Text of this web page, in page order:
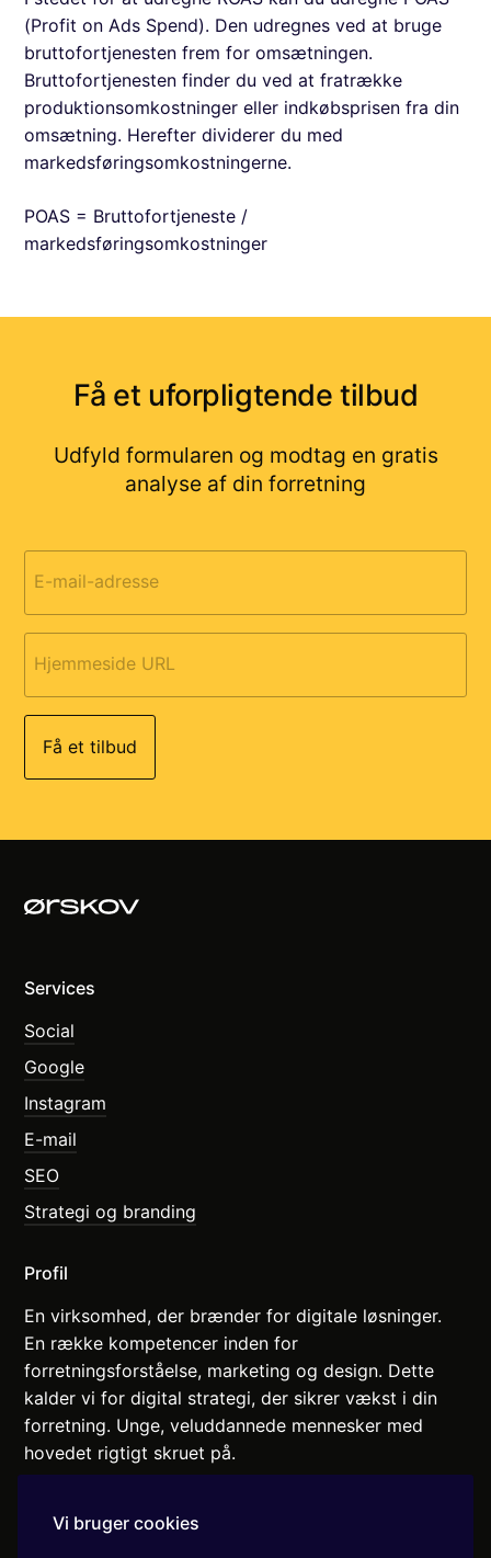
(Profit on Ads Spend). Den udregnes ved at bruge
bruttofortjenesten frem for omsætningen.
Bruttofortjenesten finder du ved at fratrække
produktionsomkostninger eller indkøbsprisen fra din
omsætning. Herefter dividerer du med
markedsføringsomkostningerne.
POAS = Bruttofortjeneste /
markedsføringsomkostninger
Få et uforpligtende tilbud
Udfyld formularen og modtag en gratis
analyse af din forretning
E-mail-adresse
Hjemmeside URL
Services
Social
Google
Instagram
E-mail
SEO
Strategi og branding
Profil
En virksomhed, der brænder for digitale løsninger.
En række kompetencer inden for
forretningsforståelse, marketing og design. Dette
kalder vi for digital strategi, der sikrer vækst i din
forretning. Unge, veluddannede mennesker med
hovedet rigtigt skruet på.
Vi bruger cookies